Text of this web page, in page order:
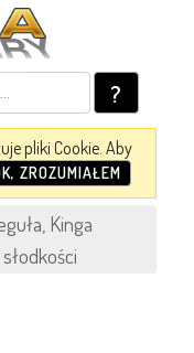
?
pliki Cookie. Aby
ZROZUMIAŁEM
Kinga